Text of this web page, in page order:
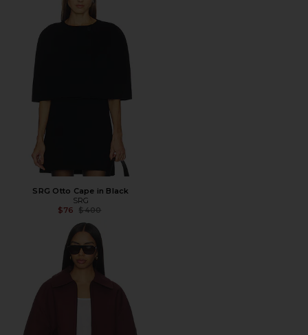
SRG Otto Cape in Black
SRG
$76
Предыдущая цена:
$400